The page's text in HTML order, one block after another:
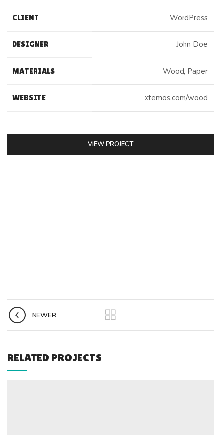
CLIENT WordPress
DESIGNER John Doe
MATERIALS Wood, Paper
WEBSITE xtemos.com/wood
VIEW PROJECT
NEWER
RELATED PROJECTS